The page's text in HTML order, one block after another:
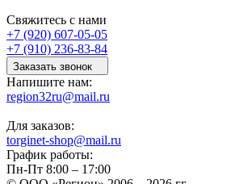
Свяжитесь с нами
+7 (920) 607-05-05
+7 (910) 236-83-84
Заказать звонок
Напишите нам:
region32ru@mail.ru
Для заказов:
torginet-shop@mail.ru
График работы:
Пн-Пт 8:00 – 17:00